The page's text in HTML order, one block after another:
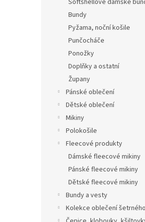
Softshellové dámské
Bundy
Pyžama, noční košile
Punčocháče
Ponožky
Doplňky a ostatní
Župany
Pánské oblečení
Dětské oblečení
Mikiny
Polokošile
Fleecové produkty
Dámské fleecové mikiny
Pánské fleecové mikiny
Dětské fleecové mikiny
Bundy a vesty
Kolekce oblečení